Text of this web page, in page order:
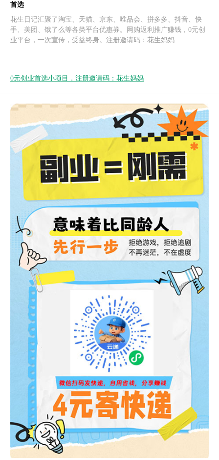
首选
花生日记汇聚了淘宝、天猫、京东、唯品会、拼多多、抖音、快
手、美团、饿了么等各类平台优惠券。网购返利推广赚钱，0元创
业平台，一次宣传，受益终身。注册邀请码：花生妈妈
0元创业首选小项目，注册邀请码：花生妈妈